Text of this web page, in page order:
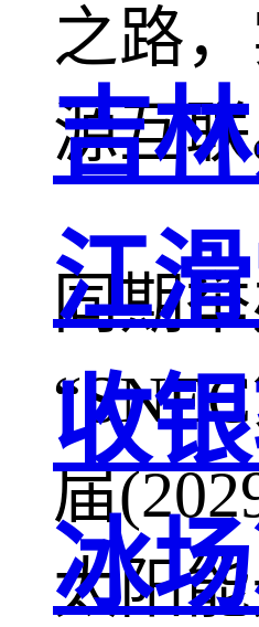
之路
源互
同期
届
太阳
吉
江
收
冰